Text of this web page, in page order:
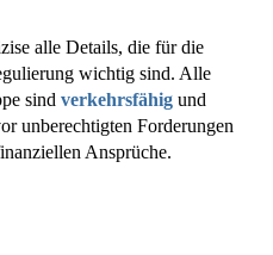
alle Details, die für die
wichtig sind. Alle
sind verkehrsfähig und
unberechtigten Forderungen
Ansprüche.